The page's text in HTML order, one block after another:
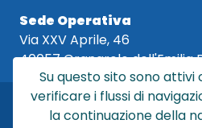
Sede Operativa
Via XXV Aprile, 46
40057 Granarolo dell'Emilia
Su questo sito sono
verificare i flussi di
la continuazione della